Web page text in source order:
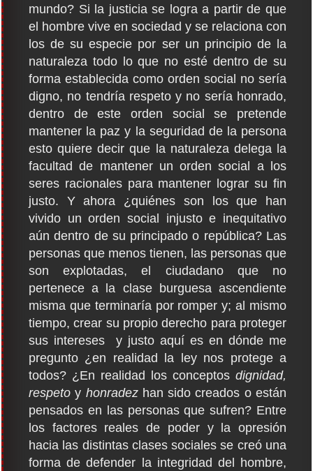
mundo? Si la justicia se logra a partir de que
el hombre vive en sociedad y se relaciona con
los de su especie por ser un principio de la
naturaleza todo lo que no esté dentro de su
forma establecida como orden social no sería
digno, no tendría respeto y no sería honrado,
dentro de este orden social se pretende
mantener la paz y la seguridad de la persona
esto quiere decir que la naturaleza delega la
facultad de mantener un orden social a los
seres racionales para mantener lograr su fin
justo. Y ahora ¿quiénes son los que han
vivido un orden social injusto e inequitativo
aún dentro de su principado o república? Las
personas que menos tienen, las personas que
son explotadas, el ciudadano que no
pertenece a la clase burguesa ascendiente
misma que terminaría por romper y; al mismo
tiempo, crear su propio derecho para proteger
sus intereses y justo aquí es en dónde me
pregunto ¿en realidad la ley nos protege a
todos? ¿En realidad los conceptos dignidad,
respeto y honradezhan sido creados o están
pensados en las personas que sufren? Entre
los factores reales de poder y la opresión
hacia las distintas clases sociales se creó una
forma de defender la integridad del hombre,